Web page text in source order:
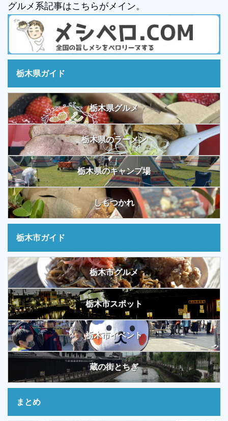
グルメ系記事はこちらがメイン。
栃木県ガイド
栃木県グルメ
栃木県のラーメン
栃木県のキャンプ場
しもつかれ
栃木市ガイド
栃木市グルメ
栃木市スポット
栃木市イベント
蔵の街とちぎ
まとめ